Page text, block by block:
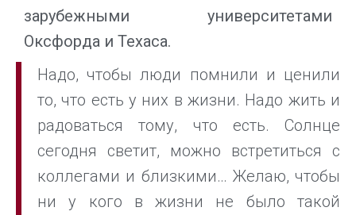
зарубежными университетами
Оксфорда и Техаса.
Надо, чтобы люди помнили и ценили
то, что есть у них в жизни. Надо жить и
радоваться тому, что есть. Солнце
сегодня светит, можно встретиться с
коллегами и близкими… Желаю, чтобы
ни у кого в жизни не было такой